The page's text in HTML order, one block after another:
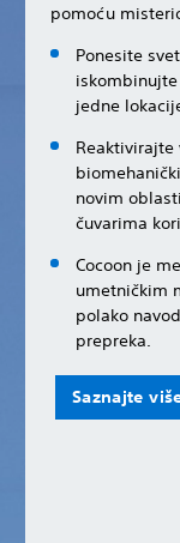
pomoću
Ponesite
jedne
novim
čuvarima
Cocoon je
umetničkim
polako
prepreka.
Saznajte